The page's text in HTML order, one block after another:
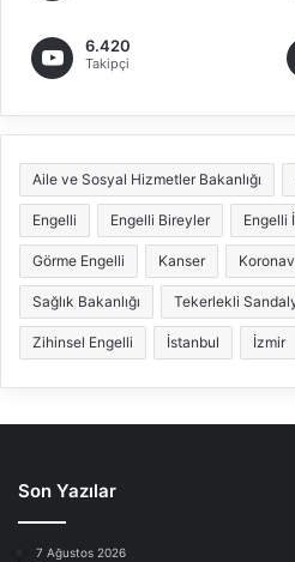
6.420
Takipçi
Aile ve Sosyal Hizmetler Bakanlığı
Engelli Engelli Bireyler Engelli
Görme Engelli Kanser
Sağlık Bakanlığı Tekerlekli
Zihinsel Engelli İstanbul İzmir
Son Yazılar
7 Ağustos 2026